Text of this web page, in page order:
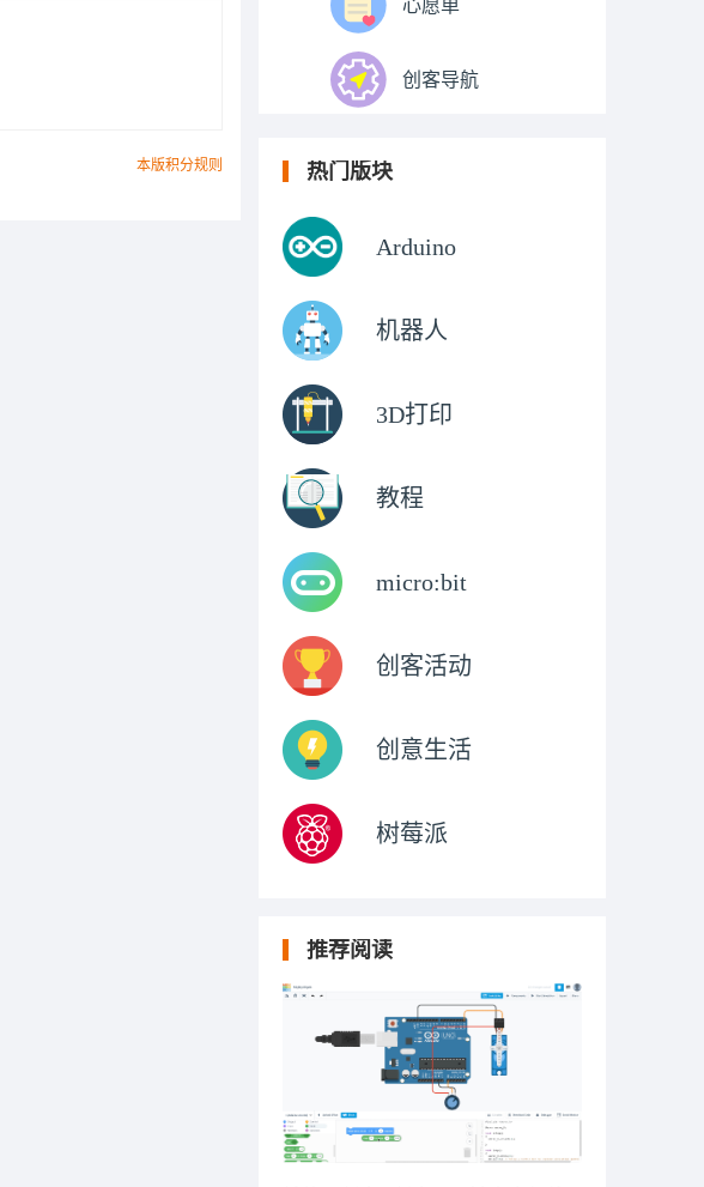
本版积分规则
心愿单
创客导航
热门版块
Arduino
机器人
3D打印
教程
micro:bit
创客活动
创意生活
树莓派
推荐阅读